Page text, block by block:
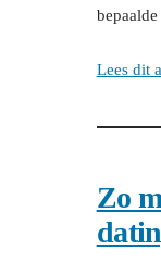
Lees dit
Zo